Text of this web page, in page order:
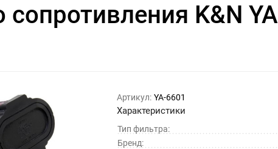
K&N
Артикул: YA-6601
Характеристики
Тип фильтра:
Бренд: